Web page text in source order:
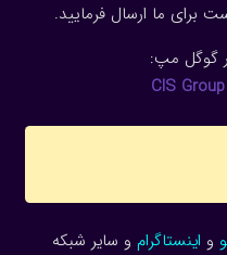
ما ارسال فرمایید.
گوگل مپ:
CIS
و اینستاگرام و سایر شبکه